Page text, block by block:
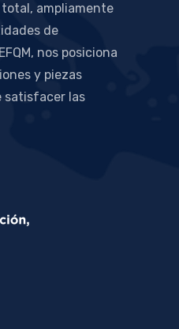
ampliamente
de
nos posiciona
y piezas
satisfacer las